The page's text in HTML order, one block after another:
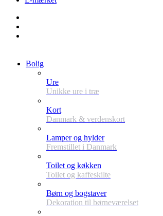
Bolig
Ure
Unikke ure i træ
Kort
Danmark & verdenskort
Lamper og hylder
Fremstillet i Danmark
Toilet og køkken
Toilet og kaffeskilte
Børn og bogstaver
Dekoration til børneværelset